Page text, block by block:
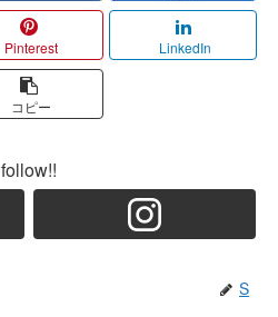
Pinterest LinkedIn
コピー
follow!!
S